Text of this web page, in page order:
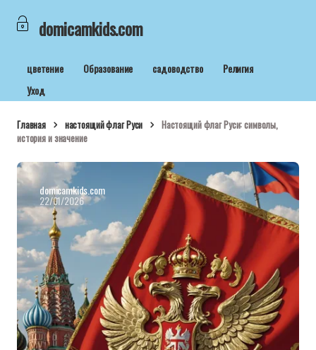
domicamkids.com
цветение Образование садоводство
Религия
Уход
Главная настоящий флаг Руси
Настоящий флаг Руси: символы,
история и значение
domicamkids.com
22/01/2026